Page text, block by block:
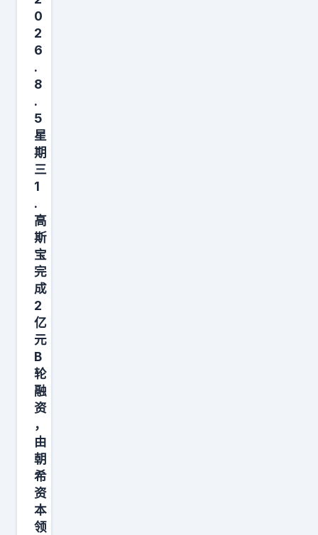
原
话
只
是
说
，
很
多
团
队
已
经
接
近
解
决
持
续
学
习
，
并
紧
接
着
提
到
可
能
0
2
6
.
8
.
5
星
期
三
1
.
高
斯
宝
完
成
2
亿
元
B
轮
融
资
，
由
朝
希
资
本
领